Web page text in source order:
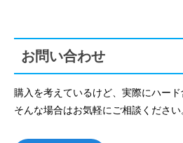
お問い合わせ
購入を考えているけど、実際にハー
そんな場合はお気軽にご相談ください